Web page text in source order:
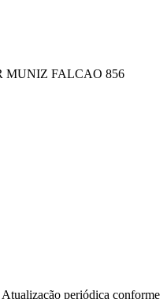
MUNIZ FALCAO 856
periódica conforme